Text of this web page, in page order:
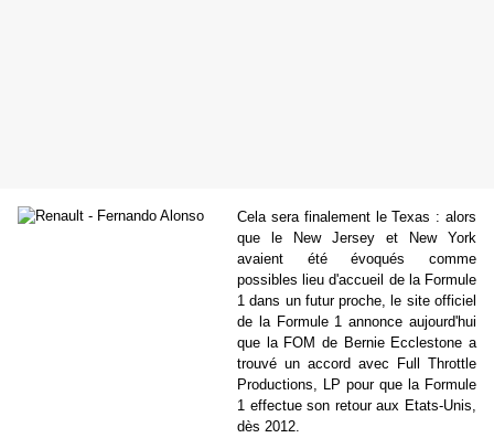
Cela sera finalement le Texas : alors
que le New Jersey et New York
avaient été évoqués comme
possibles lieu d'accueil de la Formule
1 dans un futur proche, le site officiel
de la Formule 1 annonce aujourd'hui
que la FOM de Bernie Ecclestone a
trouvé un accord avec Full Throttle
Productions, LP pour que la Formule
1 effectue son retour aux Etats-Unis,
dès 2012.